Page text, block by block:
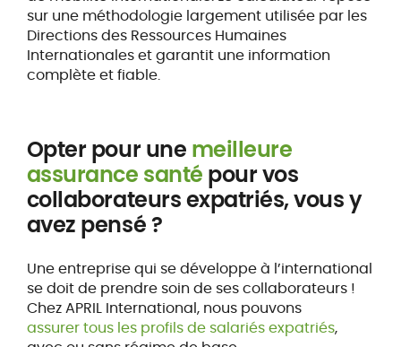
sur une méthodologie largement utilisée par les
Directions des Ressources Humaines
Internationales et garantit une information
complète et fiable.
Opter pour une meilleure
assurance santé pour vos
collaborateurs expatriés, vous y
avez pensé ?
Une entreprise qui se développe à l’international
se doit de prendre soin de ses collaborateurs !
Chez APRIL International, nous pouvons
assurer tous les profils de salariés expatriés,